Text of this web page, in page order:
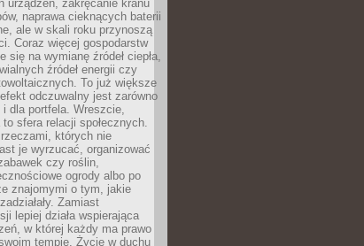
urządzeń, zakręcanie kranu
naprawa cieknących baterii
ale w skali roku przynoszą
Coraz więcej gospodarstw
się na wymianę źródeł ciepła,
źródeł energii czy
To już większe
odczuwalny jest zarówno
dla portfela. Wreszcie,
sfera relacji społecznych.
których nie
je wyrzucać, organizować
czy roślin,
ogrody albo po
znajomymi o tym, jakie
Zamiast
lepiej działa wspierająca
w której każdy ma prawo
tempie. Życie w duchu